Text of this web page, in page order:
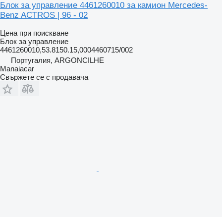
Блок за управление 4461260010 за камион Mercedes-
Benz ACTROS | 96 - 02
Цена при поискване
Блок за управление
4461260010,53.8150.15,0004460715/002
Португалия, ARGONCILHE
Manaiacar
Свържете се с продавача